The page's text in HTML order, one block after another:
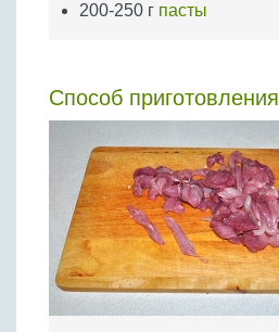
200-250 г пасты
Способ приготовления